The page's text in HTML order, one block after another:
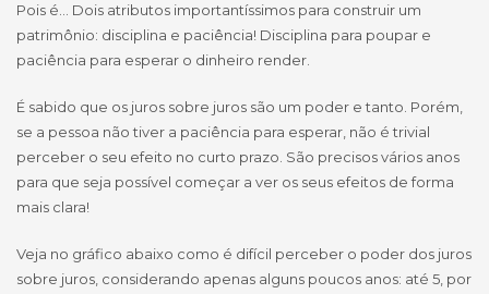
Pois é… Dois atributos importantíssimos para construir um
patrimônio: disciplina e paciência! Disciplina para poupar e
paciência para esperar o dinheiro render.
É sabido que os juros sobre juros são um poder e tanto. Porém,
se a pessoa não tiver a paciência para esperar, não é trivial
perceber o seu efeito no curto prazo. São precisos vários anos
para que seja possível começar a ver os seus efeitos de forma
mais clara!
Veja no gráfico abaixo como é difícil perceber o poder dos juros
sobre juros, considerando apenas alguns poucos anos: até 5, por